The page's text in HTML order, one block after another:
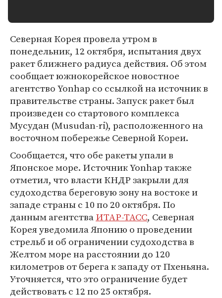
Северная Корея провела утром в
понедельник, 12 октября, испытания двух
ракет ближнего радиуса действия. Об этом
сообщает южнокорейское новостное
агентство Yonhap со ссылкой на источник в
правительстве страны. Запуск ракет был
произведен со стартового комплекса
Мусудан (Musudan-ri), расположенного на
восточном побережье Северной Кореи.
Сообщается, что обе ракеты упали в
Японское море. Источник Yonhap также
отметил, что власти КНДР закрыли для
судоходства береговую зону на востоке и
западе страны с 10 по 20 октября. По
данным агентстваИТАР-ТАСС, Северная
Корея уведомила Японию о проведении
стрельб и об ограничении судоходства в
Желтом море на расстоянии до 120
километров от берега к западу от Пхеньяна.
Уточняется, что это ограничение будет
действовать с 12 по 25 октября.